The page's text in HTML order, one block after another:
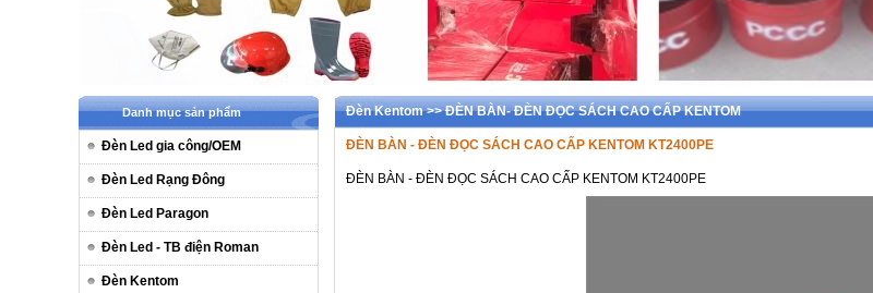
Danh mục sản phẩm
Đèn Led gia công/OEM
Đèn Led Rạng Đông
Đèn Led Paragon
Đèn Led - TB điện Roman
Đèn Kentom
Đèn Kentom >> ĐÈN BÀN- ĐÈN ĐỌC SÁCH CAO CẤP KENTOM
ĐÈN BÀN - ĐÈN ĐỌC SÁCH CAO CẤP KENTOM KT2400PE
ĐÈN BÀN - ĐÈN ĐỌC SÁCH CAO CẤP KENTOM KT2400PE